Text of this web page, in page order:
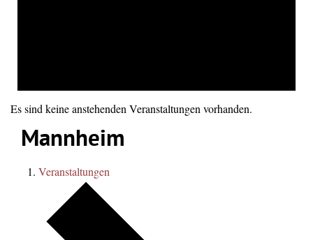
Es sind keine anstehenden Veranstaltungen vorhanden.
Mannheim
Veranstaltungen